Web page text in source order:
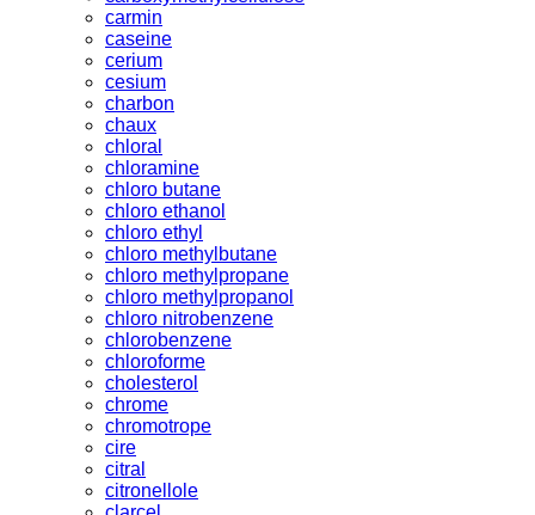
carmin
caseine
cerium
cesium
charbon
chaux
chloral
chloramine
chloro butane
chloro ethanol
chloro ethyl
chloro methylbutane
chloro methylpropane
chloro methylpropanol
chloro nitrobenzene
chlorobenzene
chloroforme
cholesterol
chrome
chromotrope
cire
citral
citronellole